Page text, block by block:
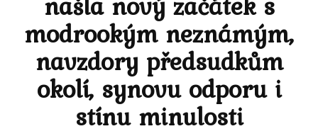
modrookým neznámým,
navzdory předsudkům
okolí, synovu odporu i
stínu minulosti